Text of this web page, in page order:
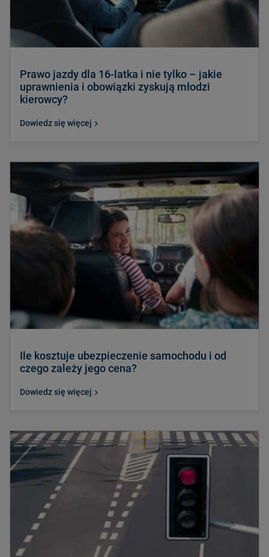
Prawo jazdy dla 16-latka i nie tylko – jakie
uprawnienia i obowiązki zyskują młodzi
kierowcy?
Dowiedz się więcej
Ile kosztuje ubezpieczenie samochodu i od
czego zależy jego cena?
Dowiedz się więcej